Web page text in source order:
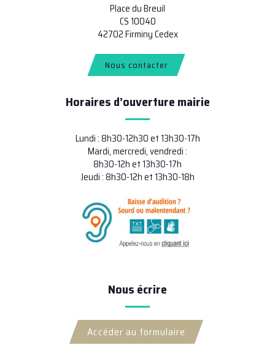
Place du Breuil
CS 10040
42702 Firminy Cedex
Nous contacter
Horaires d’ouverture mairie
Lundi : 8h30-12h30 et 13h30-17h
Mardi, mercredi, vendredi :
8h30-12h et 13h30-17h
Jeudi : 8h30-12h et 13h30-18h
Nous écrire
Accéder au formulaire